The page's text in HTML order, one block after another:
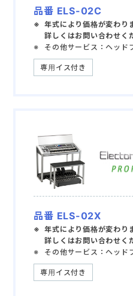
品番 ELS-02C
年式により価格が変わり
詳しくはお問い合わせく
その他サービス：ヘッド
専用イス付き
品番 ELS-02X
年式により価格が変わり
詳しくはお問い合わせく
その他サービス：ヘッド
専用イス付き